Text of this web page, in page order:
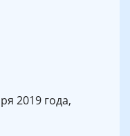
2019 года,